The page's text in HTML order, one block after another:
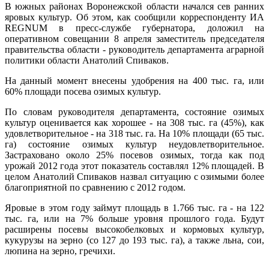
В южных районах Воронежской области начался сев ранних
яровых культур. Об этом, как сообщили корреспонденту ИА
REGNUM в пресс-службе губернатора, доложил на
оперативном совещании 8 апреля заместитель председателя
правительства области - руководитель департамента аграрной
политики области Анатолий Спиваков.
На данный момент внесены удобрения на 400 тыс. га, или
60% площади посева озимых культур.
По словам руководителя департамента, состояние озимых
культур оценивается как хорошее - на 308 тыс. га (45%), как
удовлетворительное - на 318 тыс. га. На 10% площади (65 тыс.
га) состояние озимых культур неудовлетворительное.
Застраховано около 25% посевов озимых, тогда как под
урожай 2012 года этот показатель составлял 12% площадей. В
целом Анатолий Спиваков назвал ситуацию с озимыми более
благоприятной по сравнению с 2012 годом.
Яровые в этом году займут площадь в 1.766 тыс. га - на 122
тыс. га, или на 7% больше уровня прошлого года. Будут
расширены посевы высокобелковых и кормовых культур,
кукурузы на зерно (со 127 до 193 тыс. га), а также льна, сои,
люпина на зерно, гречихи.